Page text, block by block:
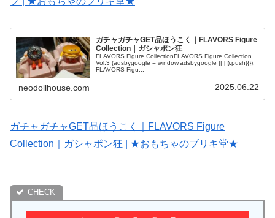
ガチャガチャGET品ほうこく｜FLAVORS Figure
Collection｜ガシャポン狂
FLAVORS Figure CollectionFLAVORS Figure Collection
Vol.3 (adsbygoogle = window.adsbygoogle || []).push({});
FLAVORS Figu...
neodollhouse.com 2025.06.22
ガチャガチャGET品ほうこく｜FLAVORS Figure
Collection｜ガシャポン狂 | ★おもちゃのブリキ堂★